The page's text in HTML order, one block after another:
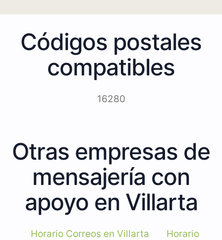
Códigos postales
compatibles
16280
Otras empresas de
mensajería con
apoyo en Villarta
Horario Correos en Villarta Horario